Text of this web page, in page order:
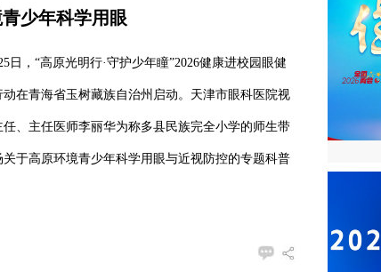
少年科学用眼
日，“高原光明行·守护少年瞳”2026健康进校园眼健
动在青海省玉树藏族自治州启动。天津市眼科医院视
任、主任医师李丽华为称多县民族完全小学的师生带
关于高原环境青少年科学用眼与近视防控的专题科普